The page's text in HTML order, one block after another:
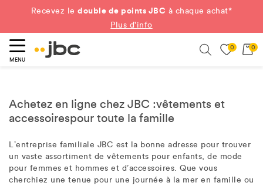
Recevez ledouble de points JBC à chaque achat*
Plus d'info
MENU
0 0
Achetez en ligne chez JBC :vêtements et
accessoirespour toute la famille
L’entreprise familiale JBC est la bonne adresse pour trouver
un vaste assortiment de vêtements pour enfants, de mode
pour femmes et hommes et d’accessoires. Que vous
cherchiez une tenue pour une journée à la mer en famille ou